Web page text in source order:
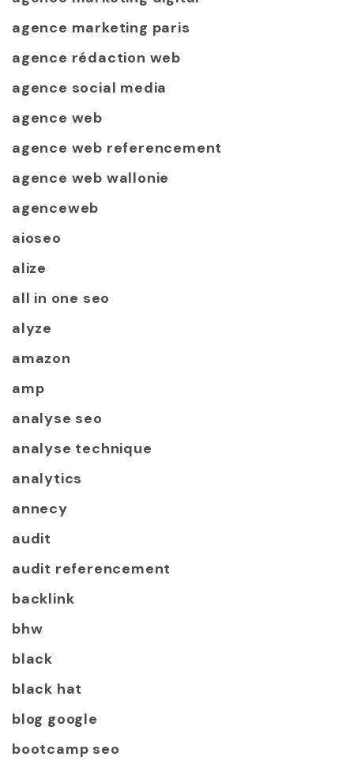
agence marketing paris
agence rédaction web
agence social media
agence web
agence web referencement
agence web wallonie
agenceweb
aioseo
alize
all in one seo
alyze
amazon
amp
analyse seo
analyse technique
analytics
annecy
audit
audit referencement
backlink
bhw
black
black hat
blog google
bootcamp seo